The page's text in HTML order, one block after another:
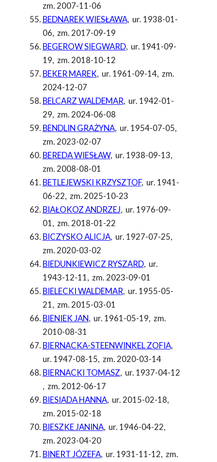
zm. 2007-11-06
BEDNAREK WIESŁAWA, ur. 1938-01-
06, zm. 2017-09-19
BEGEROW SIEGWARD, ur. 1941-09-
19, zm. 2018-10-12
BEKER MAREK, ur. 1961-09-14, zm.
2024-12-07
BELCARZ WALDEMAR, ur. 1942-01-
29, zm. 2024-06-08
BENDLIN GRAŻYNA, ur. 1954-07-05,
zm. 2023-02-07
BEREDA WIESŁAW, ur. 1938-09-13,
zm. 2008-08-01
BETLEJEWSKI KRZYSZTOF, ur. 1941-
06-22, zm. 2025-10-23
BIAŁOKOZ ANDRZEJ, ur. 1976-09-
01, zm. 2018-01-22
BICZYSKO ALICJA, ur. 1927-07-25,
zm. 2020-03-02
BIEDUNKIEWICZ RYSZARD, ur.
1943-12-11, zm. 2023-09-01
BIELECKI WALDEMAR, ur. 1955-05-
21, zm. 2015-03-01
BIENIEK JAN, ur. 1961-05-19, zm.
2010-08-31
BIERNACKA-STEENWINKEL ZOFIA,
ur. 1947-08-15, zm. 2020-03-14
BIERNACKI TOMASZ, ur. 1937-04-12
, zm. 2012-06-17
BIESIADA HANNA, ur. 2015-02-18,
zm. 2015-02-18
BIESZKE JANINA, ur. 1946-04-22,
zm. 2023-04-20
BINERT JÓZEFA, ur. 1931-11-12, zm.